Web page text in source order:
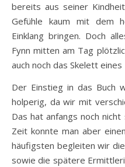
bereits aus seiner
Gefühle kaum mit dem
Einklang bringen. Doch
Fynn mitten am Tag
auch noch das Skelett
Der Einstieg in das Buch
holperig, da wir mit
Das hat anfangs noch
Zeit konnte man aber
häufigsten begleiten wir
sowie die spätere